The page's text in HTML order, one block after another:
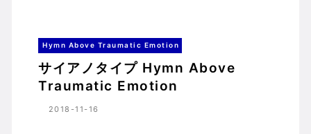
Hymn Above Traumatic Emotion
サイアノタイプ Hymn Above
Traumatic Emotion
2018-11-16